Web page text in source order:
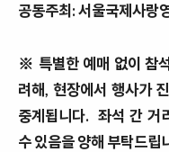
공동주최: 서울국제사랑
※ 특별한 예매 없이 참
려해, 현장에서 행사가
중계됩니다. 좌석 간 거
수 있음을 양해 부탁드립